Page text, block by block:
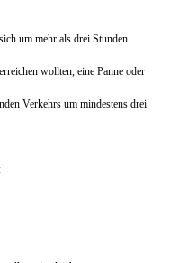
um mehr als drei Stunden
wollten, eine Panne oder
Verkehrs um mindestens drei